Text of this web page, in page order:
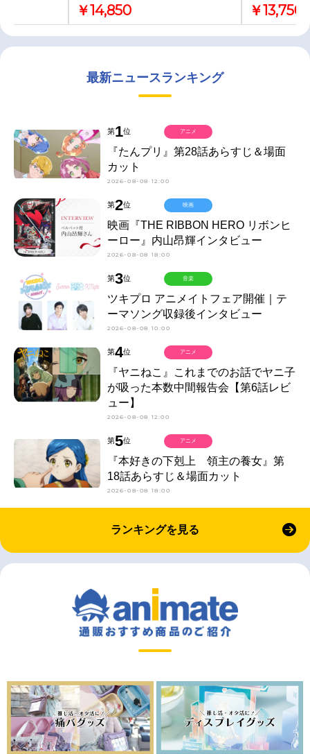
￥14,850 ￥13,750
最新ニュースランキング
第1位
『たんプリ』第28話あらすじ＆場面
カット
2026-08-08 12:00
アニメ
第2位
映画『THE RIBBON HERO リボンヒ
ーロー』内山昂輝インタビュー
2026-08-08 18:00
映画
第3位
ツキプロ アニメイトフェア開催｜テ
ーマソング収録後インタビュー
2026-08-08 10:00
音楽
第4位
『ヤニねこ』これまでのお話でヤニ子
が吸った本数中間報告会【第6話レビ
ュー】
2026-08-08 12:00
アニメ
第5位
『本好きの下剋上 領主の養女』第
18話あらすじ＆場面カット
2026-08-08 18:00
アニメ
ランキングを見る